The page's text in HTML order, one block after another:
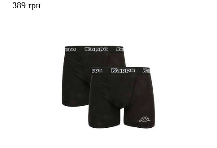
389 грн
В корзину
Купить в 1 клик К сравнению
В наличии